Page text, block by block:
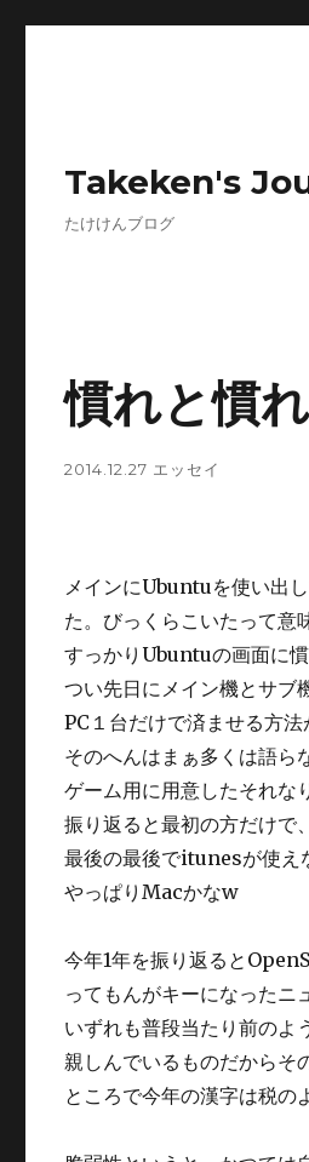
Takeken's
たけけんブログ
慣れと慣
2014.12.27 エッセイ
メインにUbuntuを使い出
た。びっくらこいたって意
すっかりUbuntuの画面に
つい先日にメイン機とサ
PC１台だけで済ませる方
そのへんはまぁ多くは語ら
ゲーム用に用意したそれな
振り返ると最初の方だけで
最後の最後でitunesが使
やっぱりMacかなw
今年1年を振り返ると
ってもんがキーになったニ
いずれも普段当たり前のよ
親しんでいるものだからそ
ところで今年の漢字は税の